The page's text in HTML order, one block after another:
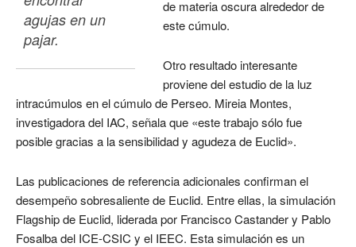
agujas en un
pajar.
de materia oscura alrededor de
este cúmulo.
Otro resultado interesante
proviene del estudio de la luz
intracúmulos en el cúmulo de Perseo. Mireia Montes,
investigadora del IAC, señala que «este trabajo sólo fue
posible gracias a la sensibilidad y agudeza de Euclid».
Las publicaciones de referencia adicionales confirman el
desempeño sobresaliente de Euclid. Entre ellas, la simulación
Flagship de Euclid, liderada por Francisco Castander y Pablo
Fosalba del ICE-CSIC y el IEEC. Esta simulación es un